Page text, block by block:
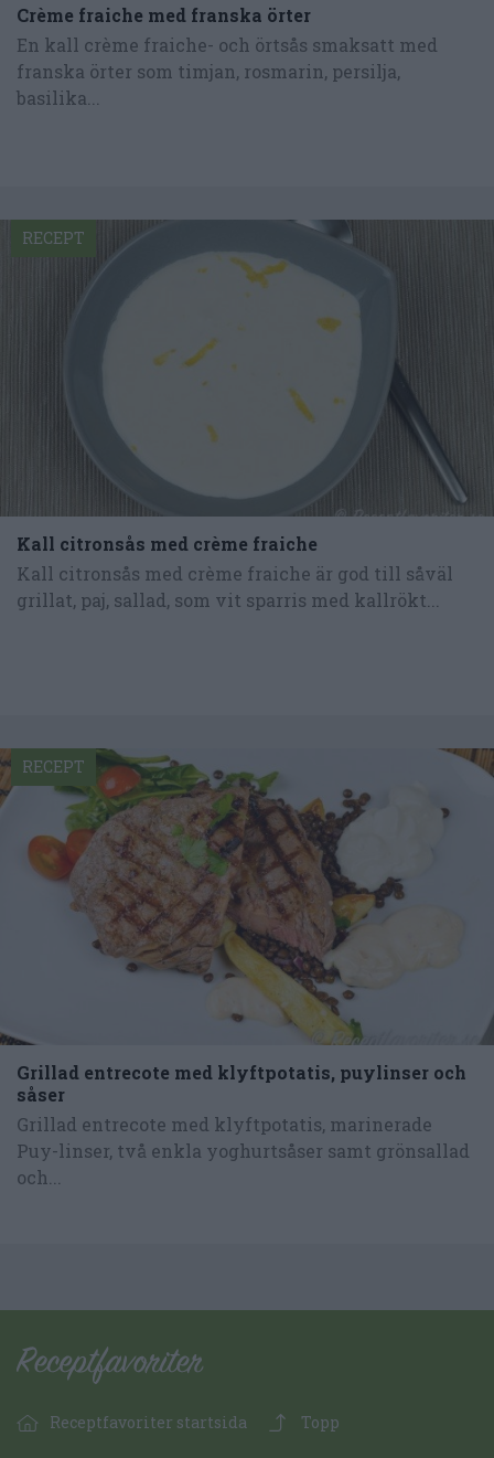
Crème fraiche med franska örter
En kall crème fraiche- och örtsås smaksatt med
franska örter som timjan, rosmarin, persilja,
basilika...
Kall citronsås med crème fraiche
Kall citronsås med crème fraiche är god till såväl
grillat, paj, sallad, som vit sparris med kallrökt...
RECEPT
Grillad entrecote med klyftpotatis, puylinser och
såser
Grillad entrecote med klyftpotatis, marinerade
Puy-linser, två enkla yoghurtsåser samt grönsallad
och...
RECEPT
Receptfavoriter startsida Topp